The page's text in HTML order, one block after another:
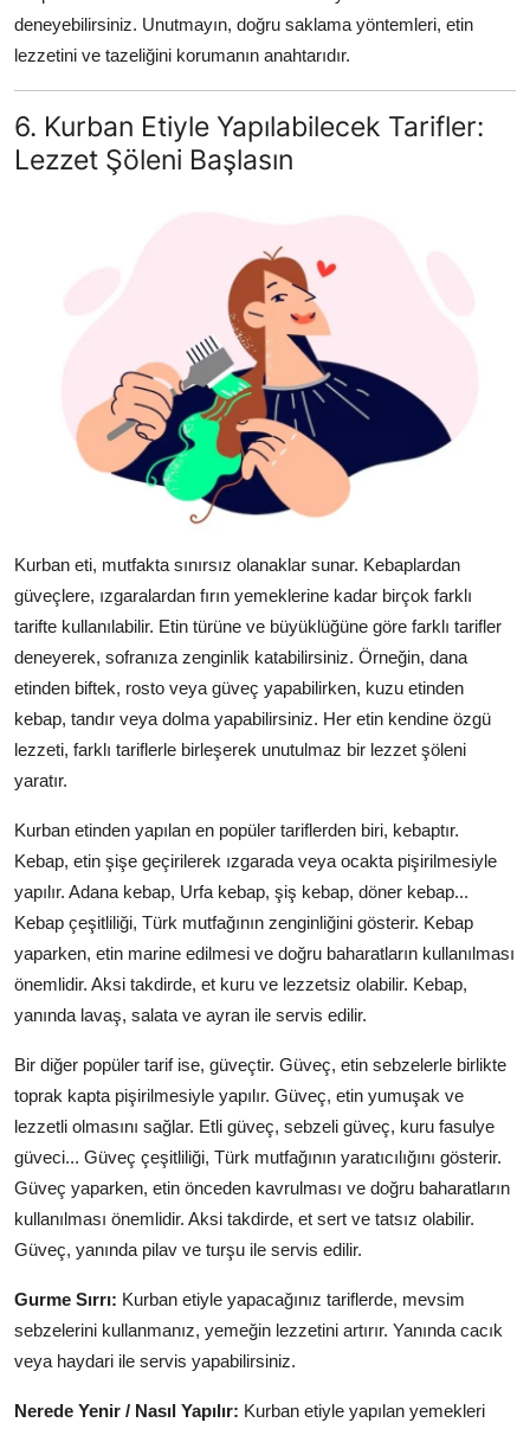
deneyebilirsiniz. Unutmayın, doğru saklama yöntemleri, etin
lezzetini ve tazeliğini korumanın anahtarıdır.
6. Kurban Etiyle Yapılabilecek Tarifler:
Lezzet Şöleni Başlasın
Kurban eti, mutfakta sınırsız olanaklar sunar. Kebaplardan
güveçlere, ızgaralardan fırın yemeklerine kadar birçok farklı
tarifte kullanılabilir. Etin türüne ve büyüklüğüne göre farklı tarifler
deneyerek, sofranıza zenginlik katabilirsiniz. Örneğin, dana
etinden biftek, rosto veya güveç yapabilirken, kuzu etinden
kebap, tandır veya dolma yapabilirsiniz. Her etin kendine özgü
lezzeti, farklı tariflerle birleşerek unutulmaz bir lezzet şöleni
yaratır.
Kurban etinden yapılan en popüler tariflerden biri, kebaptır.
Kebap, etin şişe geçirilerek ızgarada veya ocakta pişirilmesiyle
yapılır. Adana kebap, Urfa kebap, şiş kebap, döner kebap...
Kebap çeşitliliği, Türk mutfağının zenginliğini gösterir. Kebap
yaparken, etin marine edilmesi ve doğru baharatların kullanılması
önemlidir. Aksi takdirde, et kuru ve lezzetsiz olabilir. Kebap,
yanında lavaş, salata ve ayran ile servis edilir.
Bir diğer popüler tarif ise, güveçtir. Güveç, etin sebzelerle birlikte
toprak kapta pişirilmesiyle yapılır. Güveç, etin yumuşak ve
lezzetli olmasını sağlar. Etli güveç, sebzeli güveç, kuru fasulye
güveci... Güveç çeşitliliği, Türk mutfağının yaratıcılığını gösterir.
Güveç yaparken, etin önceden kavrulması ve doğru baharatların
kullanılması önemlidir. Aksi takdirde, et sert ve tatsız olabilir.
Güveç, yanında pilav ve turşu ile servis edilir.
Gurme Sırrı: Kurban etiyle yapacağınız tariflerde, mevsim
sebzelerini kullanmanız, yemeğin lezzetini artırır. Yanında cacık
veya haydari ile servis yapabilirsiniz.
Nerede Yenir / Nasıl Yapılır: Kurban etiyle yapılan yemekleri